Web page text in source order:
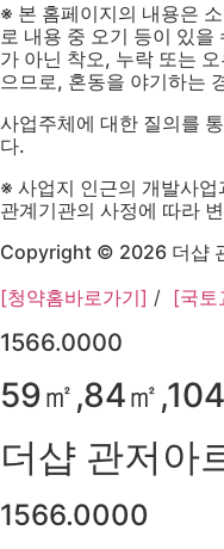
※ 본 홈페이지의 내용은
로 내용 중 오기 등이 있을
가 아닌 착오, 누락 또는
으므로, 혼동을 야기하는
사업주체에 대한 질의를
다.
※ 사업지 인근의 개발사
관계기관의 사정에 따라
Copyright © 2026 더샵
[청약홈바로가기] / [국토
1566.0000
59㎡,84㎡
더샵 관저아
1566.0000